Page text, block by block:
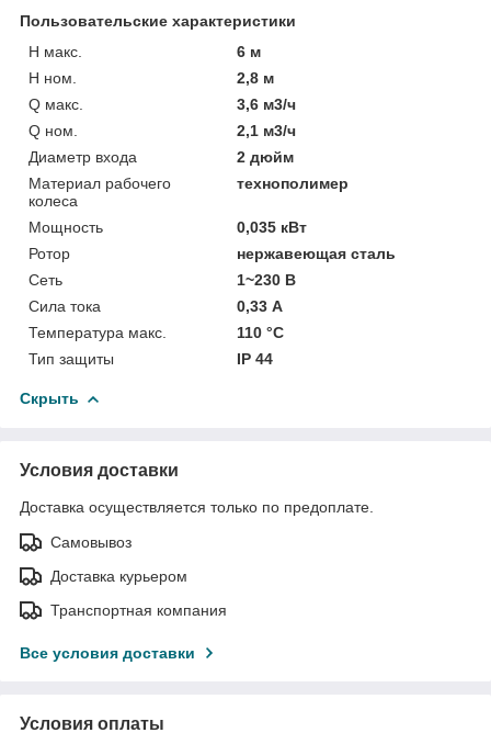
Пользовательские характеристики
H макс.
6 м
H ном.
2,8 м
Q макс.
3,6 м3/ч
Q ном.
2,1 м3/ч
Диаметр входа
2 дюйм
Материал рабочего
колеса
технополимер
Мощность
0,035 кВт
Ротор
нержавеющая сталь
Сеть
1~230 В
Сила тока
0,33 А
Температура макс.
110 °С
Тип защиты
IP 44
Скрыть
Условия доставки
Доставка осуществляется только по предоплате.
Самовывоз
Доставка курьером
Транспортная компания
Все условия доставки
Условия оплаты